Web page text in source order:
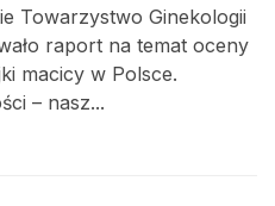
Towarzystwo Ginekologii
raport na temat oceny
macicy w Polsce.
– nasz...